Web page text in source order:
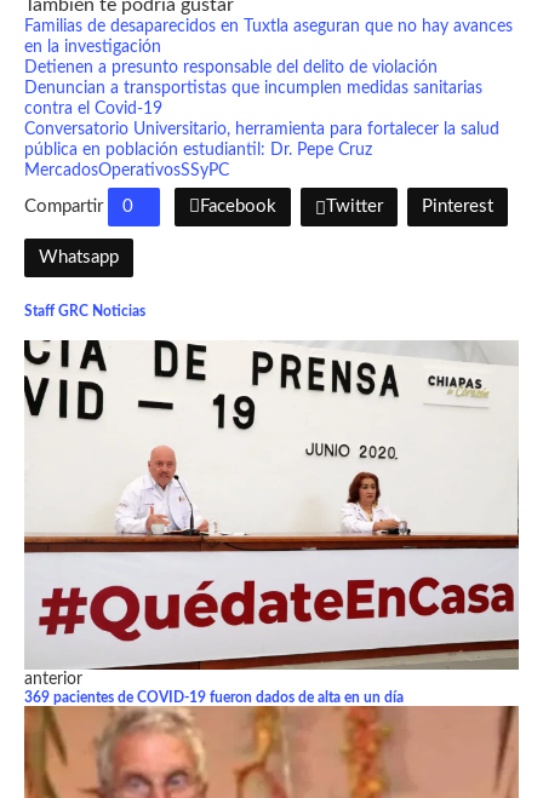
También te podría gustar
Familias de desaparecidos en Tuxtla aseguran que no hay avances
en la investigación
Detienen a presunto responsable del delito de violación
Denuncian a transportistas que incumplen medidas sanitarias
contra el Covid-19
Conversatorio Universitario, herramienta para fortalecer la salud
pública en población estudiantil: Dr. Pepe Cruz
MercadosOperativosSSyPC
Compartir 0 Facebook Twitter Pinterest
Whatsapp
Staff GRC Noticias
anterior
369 pacientes de COVID-19 fueron dados de alta en un día